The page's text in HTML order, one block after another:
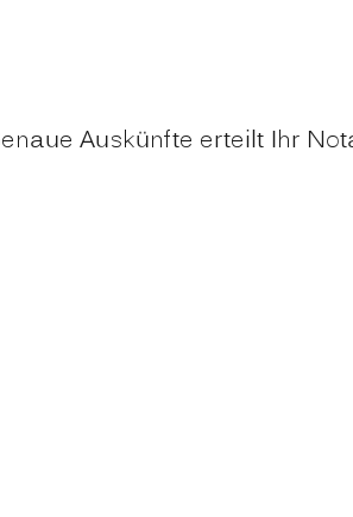
Auskünfte erteilt Ihr